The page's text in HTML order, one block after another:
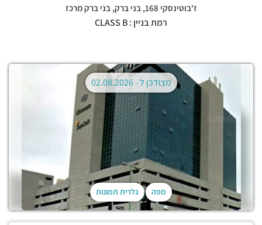
ז'בוטינסקי 168, בני ברק,בני ברק מרכז
רמת בניין : CLASS B
מפה גלרית תמונות
מצודכן ל -02.08.2026